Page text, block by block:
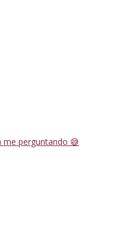
me perguntando 😅